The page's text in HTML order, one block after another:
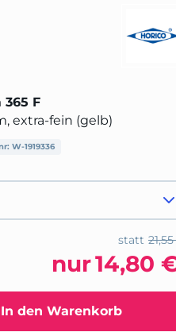
365 F
extra-fein (gelb)
W-1919336
statt
nur14,80
In den Warenkorb